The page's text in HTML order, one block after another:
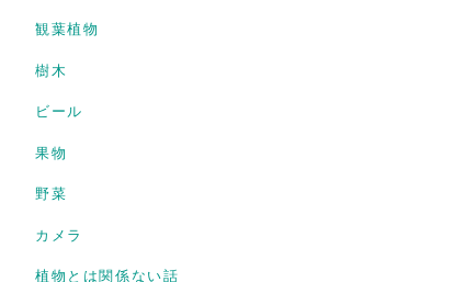
観葉植物
樹木
ビール
果物
野菜
カメラ
植物とは関係ない話